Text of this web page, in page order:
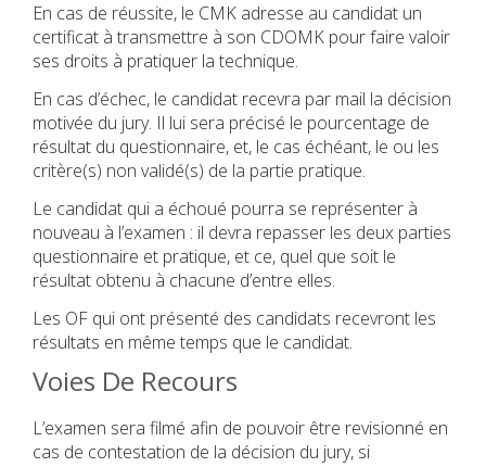
En cas de réussite, le CMK adresse au candidat un
certificat à transmettre à son CDOMK pour faire valoir
ses droits à pratiquer la technique.
En cas d’échec, le candidat recevra par mail la décision
motivée du jury. Il lui sera précisé le pourcentage de
résultat du questionnaire, et, le cas échéant, le ou les
critère(s) non validé(s) de la partie pratique.
Le candidat qui a échoué pourra se représenter à
nouveau à l’examen : il devra repasser les deux parties
questionnaire et pratique, et ce, quel que soit le
résultat obtenu à chacune d’entre elles.
Les OF qui ont présenté des candidats recevront les
résultats en même temps que le candidat.
Voies De Recours
L’examen sera filmé afin de pouvoir être revisionné en
cas de contestation de la décision du jury, si